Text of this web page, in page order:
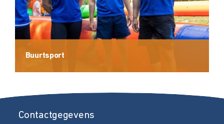
Buurtsport
Contactgegevens